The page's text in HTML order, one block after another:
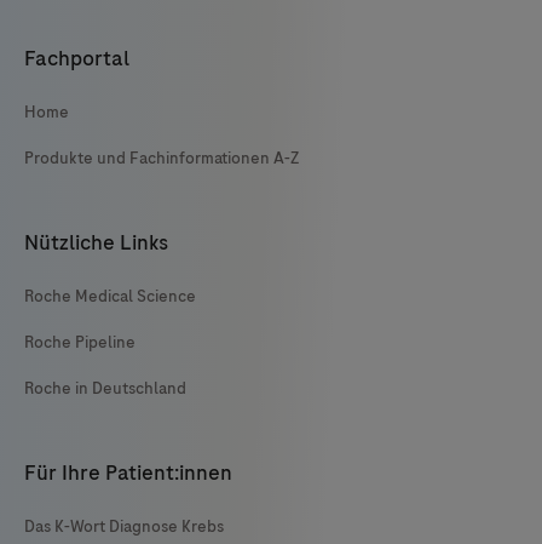
Fachportal
Home
Produkte und Fachinformationen A-Z
Nützliche Links
Roche Medical Science
Roche Pipeline
Roche in Deutschland
Für Ihre Patient:innen
Das K-Wort Diagnose Krebs